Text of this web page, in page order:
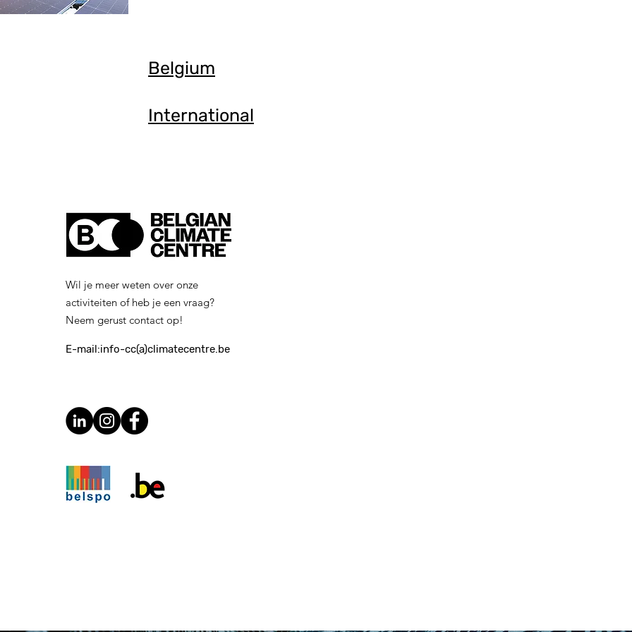
Belgium
International
Wil je meer weten over onze
activiteiten of heb je een vraag?
Neem gerust contact op!
E-mail:info-cc(a)climatecentre.be